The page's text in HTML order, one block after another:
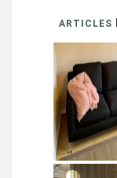
ARTICLES